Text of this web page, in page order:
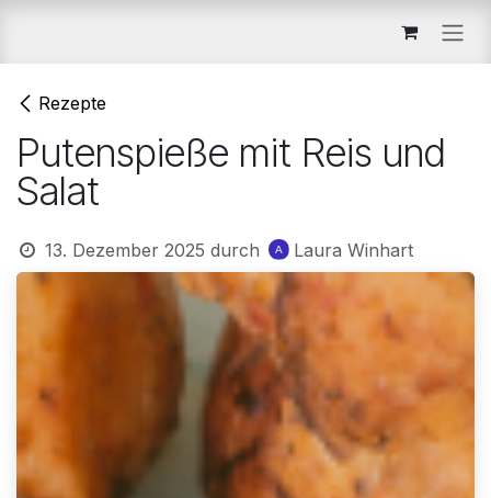
Rezepte
Putenspieße mit Reis und
Salat
13. Dezember 2025 durch Laura Winhart